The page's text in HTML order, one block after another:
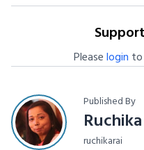
Pleaselogin
Published By
ruchikarai